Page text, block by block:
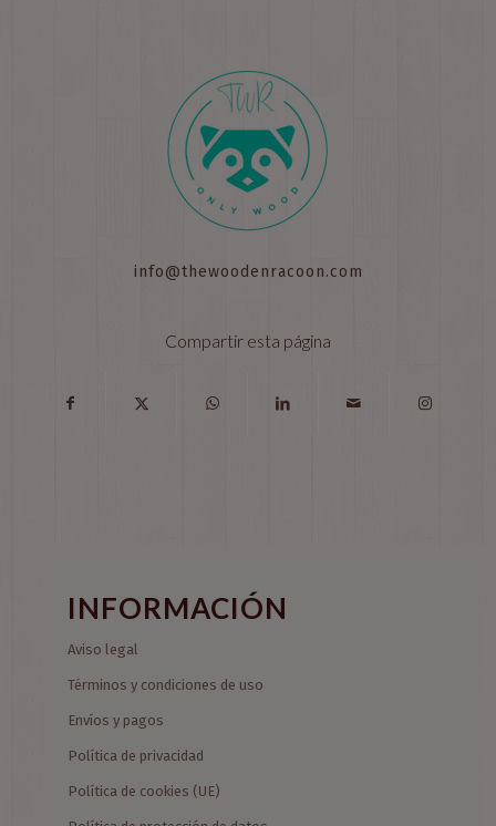
info@thewoodenracoon.com
Compartir esta página
INFORMACIÓN
Aviso legal
Términos y condiciones de uso
Envíos y pagos
Política de privacidad
Política de cookies (UE)